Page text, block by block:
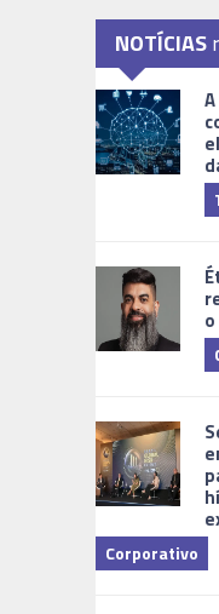
NOTÍCIAS
Corporativo